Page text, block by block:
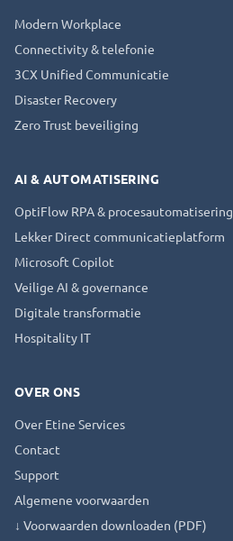
Modern Workplace
Connectivity & telefonie
3CX Unified Communicatie
Disaster Recovery
Zero Trust beveiliging
AI & AUTOMATISERING
OptiFlow RPA & procesautomatisering
Lekker Direct communicatieplatform
Microsoft Copilot
Veilige AI & governance
Digitale transformatie
Hospitality IT
OVER ONS
Over Etine Services
Contact
Support
Algemene voorwaarden
↓ Voorwaarden downloaden (PDF)